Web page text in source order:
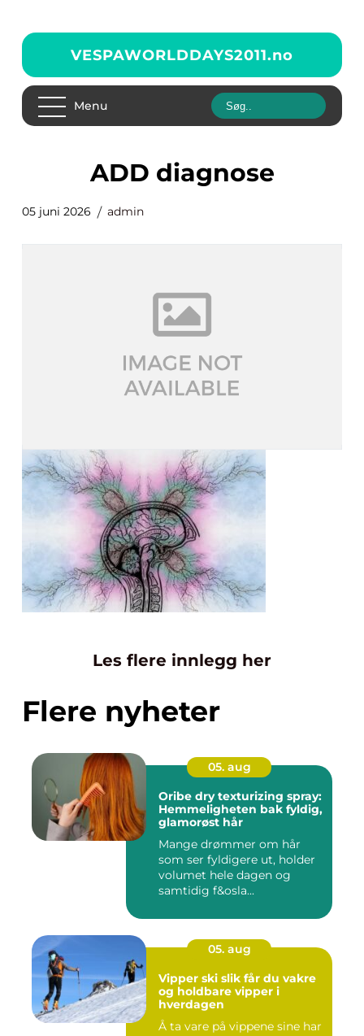
VESPAWORLDDAYS2011.no
Menu
ADD diagnose
05 juni 2026 admin
Les flere innlegg her
Flere nyheter
05. aug
Oribe dry texturizing spray:
Hemmeligheten bak fyldig,
glamorøst hår
Mange drømmer om hår
som ser fyldigere ut, holder
volumet hele dagen og
samtidig f&osla...
05. aug
Vipper ski slik får du vakre
og holdbare vipper i
hverdagen
Å ta vare på vippene sine har